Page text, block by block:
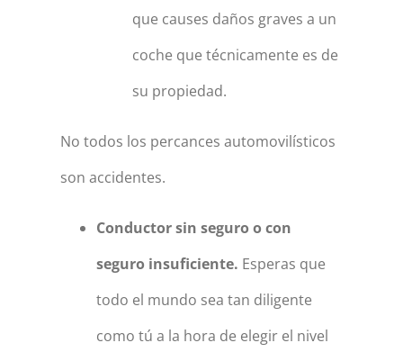
que causes daños graves a un
coche que técnicamente es de
su propiedad.
No todos los percances automovilísticos
son accidentes.
Conductor sin seguro o con
seguro insuficiente. Esperas que
todo el mundo sea tan diligente
como tú a la hora de elegir el nivel